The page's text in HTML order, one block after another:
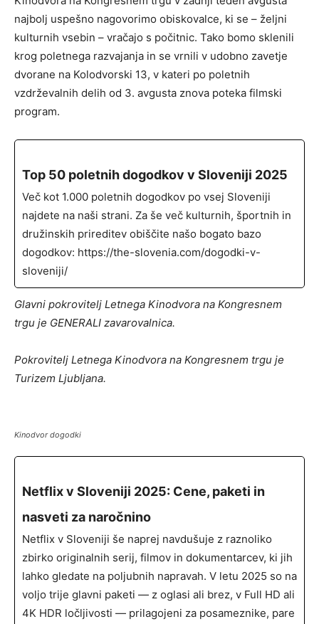
najbolj uspešno nagovorimo obiskovalce, ki se – željni
kulturnih vsebin – vračajo s počitnic. Tako bomo sklenili
krog poletnega razvajanja in se vrnili v udobno zavetje
dvorane na Kolodvorski 13, v kateri po poletnih
vzdrževalnih delih od 3. avgusta znova poteka filmski
program.
Top 50 poletnih dogodkov v Sloveniji 2025
Več kot 1.000 poletnih dogodkov po vsej Sloveniji
najdete na naši strani. Za še več kulturnih, športnih in
družinskih prireditev obiščite našo bogato bazo
dogodkov: https://the-slovenia.com/dogodki-v-
sloveniji/
Glavni pokrovitelj Letnega Kinodvora na Kongresnem
trgu je GENERALI zavarovalnica.
Pokrovitelj Letnega Kinodvora na Kongresnem trgu je
Turizem Ljubljana.
Kinodvor dogodki
Netflix v Sloveniji 2025: Cene, paketi in
nasveti za naročnino
Netflix v Sloveniji še naprej navdušuje z raznoliko
zbirko originalnih serij, filmov in dokumentarcev, ki jih
lahko gledate na poljubnih napravah. V letu 2025 so na
voljo trije glavni paketi — z oglasi ali brez, v Full HD ali
4K HDR ločljivosti — prilagojeni za posameznike, pare